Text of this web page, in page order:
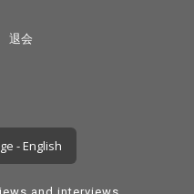
退会
- English